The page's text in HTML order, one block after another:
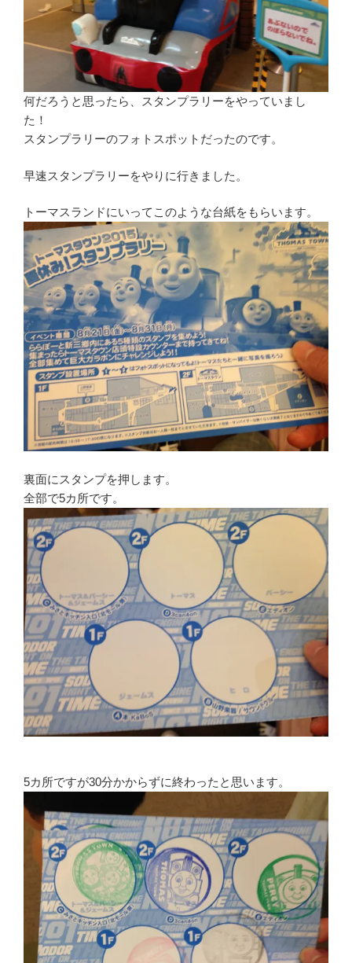
何だろうと思ったら、スタンプラリーをやっていまし
た！
スタンプラリーのフォトスポットだったのです。
早速スタンプラリーをやりに行きました。
トーマスランドにいってこのような台紙をもらいます。
裏面にスタンプを押します。
全部で5カ所です。
5カ所ですが30分かからずに終わったと思います。